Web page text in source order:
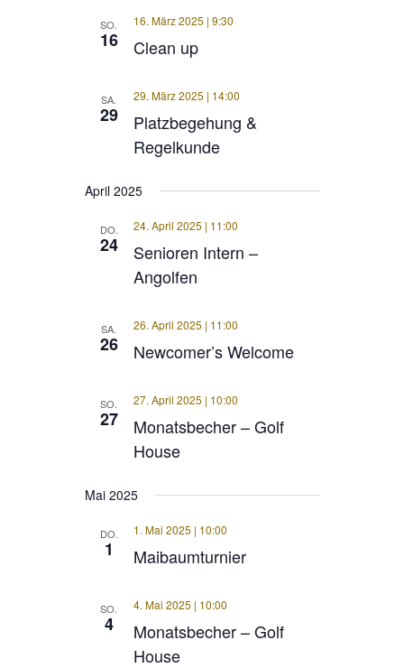
SO.
16 Clean up
16. März 2025 | 9:30
SA.
29
Platzbegehung &
Regelkunde
29. März 2025 | 14:00
April 2025
DO.
24
Senioren Intern –
Angolfen
24. April 2025 | 11:00
SA.
26 Newcomer’s Welcome
26. April 2025 | 11:00
SO.
27
Monatsbecher – Golf
House
27. April 2025 | 10:00
Mai 2025
DO.
1 Maibaumturnier
1. Mai 2025 | 10:00
SO.
4
Monatsbecher – Golf
House
4. Mai 2025 | 10:00